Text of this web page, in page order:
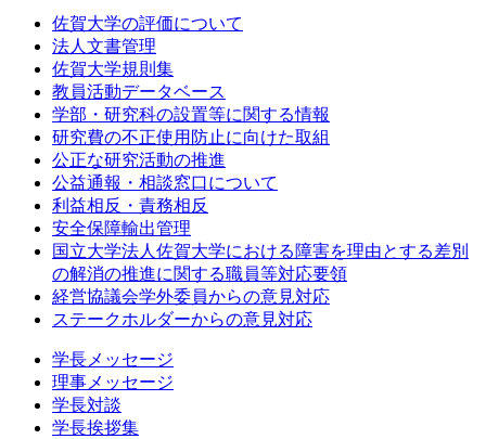
佐賀大学の評価について
法人文書管理
佐賀大学規則集
教員活動データベース
学部・研究科の設置等に関する情報
研究費の不正使用防止に向けた取組
公正な研究活動の推進
公益通報・相談窓口について
利益相反・責務相反
安全保障輸出管理
国立大学法人佐賀大学における障害を理由とする差別
の解消の推進に関する職員等対応要領
経営協議会学外委員からの意見対応
ステークホルダーからの意見対応
学長メッセージ
理事メッセージ
学長対談
学長挨拶集